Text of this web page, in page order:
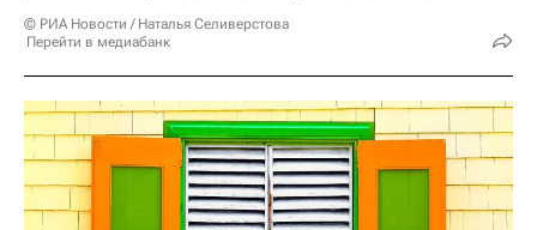
© РИА Новости / Наталья Селиверстова
Перейти в медиабанк